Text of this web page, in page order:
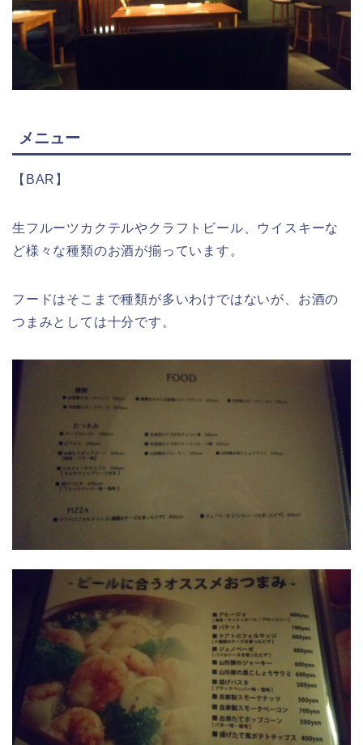
メニュー
【BAR】
生フルーツカクテルやクラフトビール、ウイスキーな
ど様々な種類のお酒が揃っています。
フードはそこまで種類が多いわけではないが、お酒の
つまみとしては十分です。